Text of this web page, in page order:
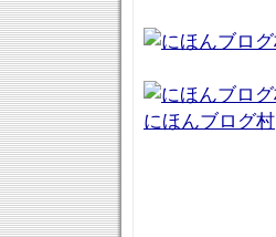
にほんブログ村